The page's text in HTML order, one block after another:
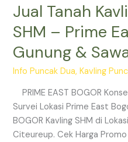
Jual Tanah
SHM – Prime
Gunung &
Info Puncak Dua,Kavling
PRIME EAST BOGOR
Survei Lokasi Prime East
BOGOR Kavling SHM di
Citeureup. Cek Harga